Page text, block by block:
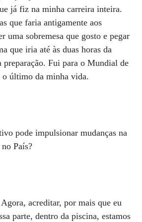
já fiz na minha carreira inteira.
que faria antigamente aos
uma sobremesa que gosto e pegar
que iria até às duas horas da
preparação. Fui para o Mundial de
o último da minha vida.
pode impulsionar mudanças na
País?
acreditar, por mais que eu
parte, dentro da piscina, estamos